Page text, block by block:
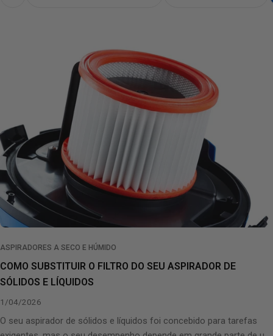
E
V
E
N
T
S
ASPIRADORES A SECO E HÚMIDO
COMO SUBSTITUIR O FILTRO DO SEU ASPIRADOR DE
SÓLIDOS E LÍQUIDOS
1/04/2026
O seu aspirador de sólidos e líquidos foi concebido para tarefas